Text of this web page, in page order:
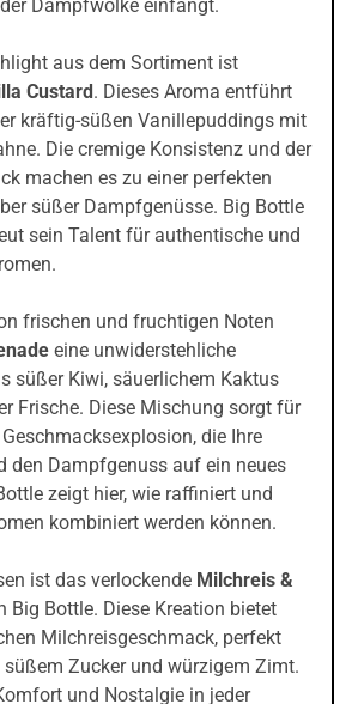
Dampfwolke einfängt.
aus dem Sortiment ist
Custard. Dieses Aroma entführt
kräftig-süßen Vanillepuddings mit
Die cremige Konsistenz und der
machen es zu einer perfekten
süßer Dampfgenüsse. Big Bottle
sein Talent für authentische und
frischen und fruchtigen Noten
eine unwiderstehliche
süßer Kiwi, säuerlichem Kaktus
Frische. Diese Mischung sorgt für
die Ihre
den Dampfgenuss auf ein neues
zeigt hier, wie raffiniert und
kombiniert werden können.
ist das verlockende Milchreis &
Big Bottle. Diese Kreation bietet
Milchreisgeschmack, perfekt
Zucker und würzigem Zimt.
und Nostalgie in jeder